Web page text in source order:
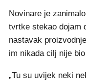
Novinare je
tvrtke stekao dojam
nastavak
im nikada cilj nije
„Tu su uvijek neki